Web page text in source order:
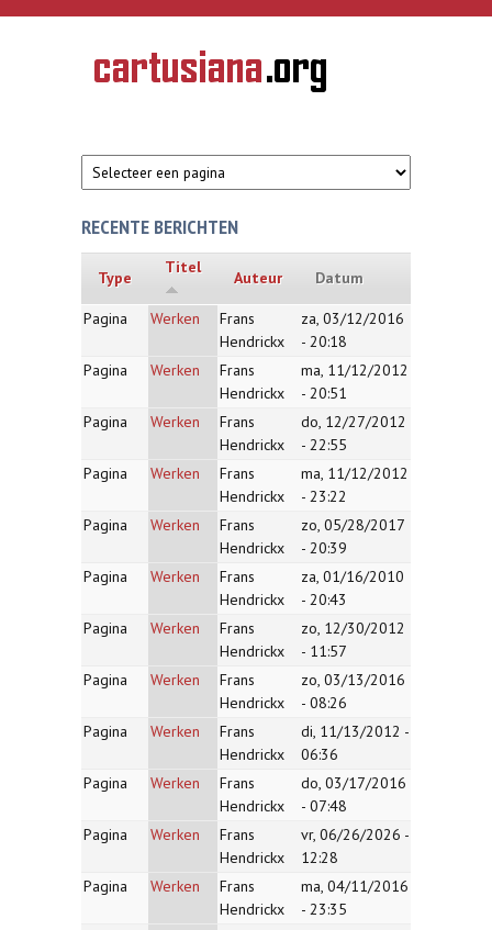
Overslaan en naar de inhoud gaan
CARTUSIANA
Geschiedenis
van de
RECENTE BERICHTEN
Type
Titel
Auteur Datum
Pagina Werken
Frans
Hendrickx
za, 03/12/2016
- 20:18
Pagina
Werken
Frans
Hendrickx
ma, 11/12/2012
- 20:51
Pagina
Werken
Frans
Hendrickx
do, 12/27/2012
- 22:55
Pagina
Werken
Frans
Hendrickx
ma, 11/12/2012
- 23:22
Pagina
Werken
Frans
Hendrickx
zo, 05/28/2017
- 20:39
Pagina
Werken
Frans
Hendrickx
za, 01/16/2010
- 20:43
Pagina
Werken
Frans
Hendrickx
zo, 12/30/2012
- 11:57
Pagina
Werken
Frans
Hendrickx
zo, 03/13/2016
- 08:26
Pagina
Werken
Frans
Hendrickx
di, 11/13/2012 -
06:36
Pagina
Werken
Frans
Hendrickx
do, 03/17/2016
- 07:48
Pagina
Werken
Frans
Hendrickx
vr, 06/26/2026 -
12:28
Pagina
Werken
Frans
Hendrickx
ma, 04/11/2016
- 23:35